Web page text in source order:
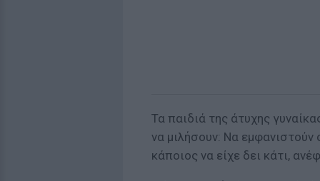
Τα παιδιά της άτυχης
να μιλήσουν: Να εμφανιστούν
κάποιος να είχε δει κάτι,